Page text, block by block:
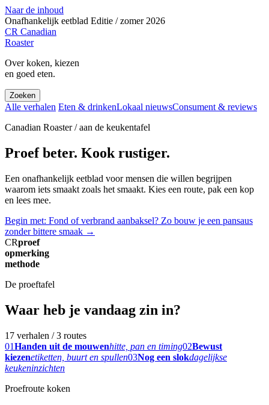
Naar de inhoud
Onafhankelijk eetblad Editie / zomer 2026
CR Canadian
Roaster
Over koken, kiezen
en goed eten.
Zoeken
Alle verhalen Eten & drinkenLokaal nieuwsConsument & reviews
Canadian Roaster / aan de keukentafel
Proef beter. Kook rustiger.
Een onafhankelijk eetblad voor mensen die willen begrijpen
waarom iets smaakt zoals het smaakt. Kies een route, pak een kop
en lees mee.
Begin met: Fond of verbrand aanbaksel? Zo bouw je een pansaus
zonder bittere smaak →
CRproef
opmerking
methode
De proeftafel
Waar heb je vandaag zin in?
17 verhalen / 3 routes
01Handen uit de mouwenhitte, pan en timing02Bewust
kiezenetiketten, buurt en spullen03Nog een slokdagelijkse
keukeninzichten
Proefroute koken